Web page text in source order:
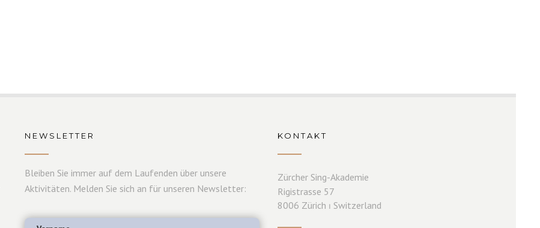
NEWSLETTER
Bleiben Sie immer auf dem Laufenden über unsere
Aktivitäten. Melden Sie sich an für unseren Newsletter:
KONTAKT
Zürcher Sing-Akademie
Rigistrasse 57
8006 Zürich ⏐ Switzerland